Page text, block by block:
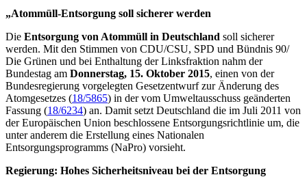
„Atommüll-Entsorgung soll sicherer werden
Die Entsorgung von Atommüll in Deutschland soll sicherer
werden. Mit den Stimmen von CDU/CSU, SPD und Bündnis 90/
Die Grünen und bei Enthaltung der Linksfraktion nahm der
Bundestag am Donnerstag, 15. Oktober 2015, einen von der
Bundesregierung vorgelegten Gesetzentwurf zur Änderung des
Atomgesetzes (18/5865) in der vom Umweltausschuss geänderten
Fassung (18/6234) an. Damit setzt Deutschland die im Juli 2011 von
der Europäischen Union beschlossene Entsorgungsrichtlinie um, die
unter anderem die Erstellung eines Nationalen
Entsorgungsprogramms (NaPro) vorsieht.
Regierung: Hohes Sicherheitsniveau bei der Entsorgung